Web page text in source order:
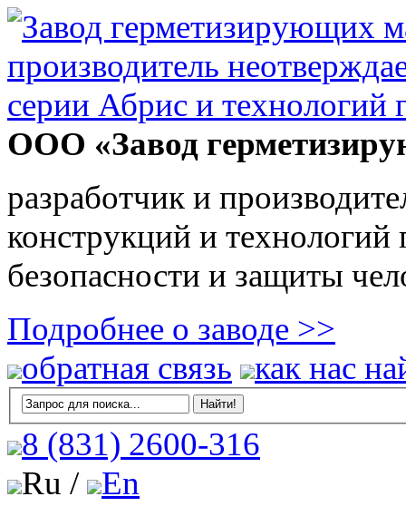
ООО «Завод
разработчик и
конструкций и
безопасности и защиты
Подробнее о заводе >>
обратная связь
как нас
8 (831) 2600-316
Ru /
En